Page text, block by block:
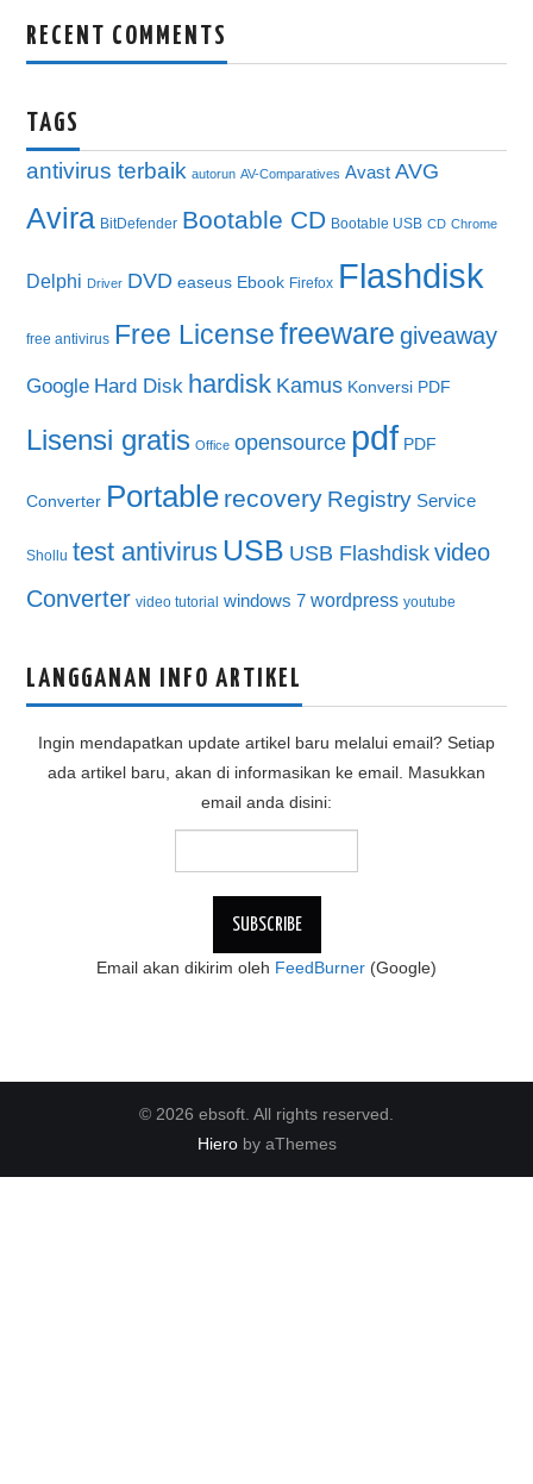
RECENT COMMENTS
TAGS
antivirus terbaik autorun AV-Comparatives Avast AVG
Avira BitDefender Bootable CD Bootable USB CD Chrome
Delphi Driver DVD easeus Ebook Firefox Flashdisk
free antivirus Free License freeware giveaway
Google Hard Disk hardisk Kamus Konversi PDF
Lisensi gratis Office opensource pdf PDF
Converter Portable recovery Registry Service
Shollu test antivirus USB USB Flashdisk video
Converter video tutorial windows 7 wordpress youtube
LANGGANAN INFO ARTIKEL
Ingin mendapatkan update artikel baru melalui email? Setiap
ada artikel baru, akan di informasikan ke email. Masukkan
email anda disini:
Email akan dikirim oleh FeedBurner (Google)
© 2026 ebsoft. All rights reserved.
Hieroby aThemes